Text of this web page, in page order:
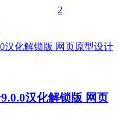
2
汉化解锁版 网页